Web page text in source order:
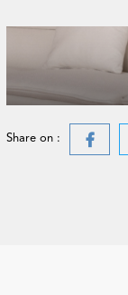
Share on :